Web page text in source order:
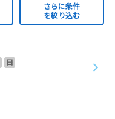
さらに条件
を絞り込む
日